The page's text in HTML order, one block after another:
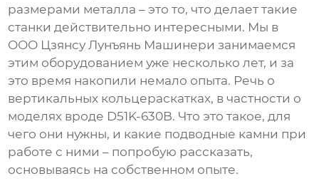
размерами металла – это то, что делает такие
станки действительно интересными. Мы в
ООО Цзянсу Лунъянь Машинери занимаемся
этим оборудованием уже несколько лет, и за
это время накопили немало опыта. Речь о
вертикальных кольцераскатках, в частности о
моделях вроде D51K-630B. Что это такое, для
чего они нужны, и какие подводные камни при
работе с ними – попробую рассказать,
основываясь на собственном опыте.